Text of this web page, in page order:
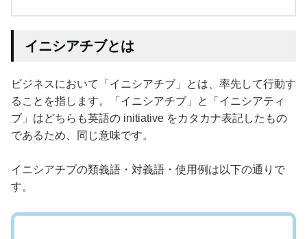
イニシアチブとは
ビジネスにおいて「イニシアチブ」とは、率先して行動す
ることを指します。「イニシアチブ」と「イニシアティ
ブ」はどちらも英語の initiative をカタカナ表記したもの
であるため、同じ意味です。
イニシアチブの類義語・対義語・使用例は以下の通りで
す。